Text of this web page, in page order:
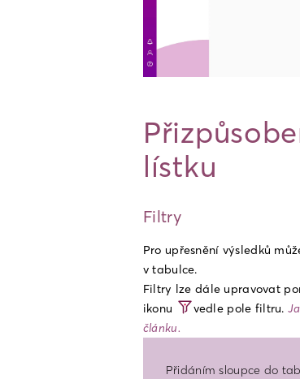
lístku
Filtry
Pro upřesnění výsledků
v tabulce.
Filtry lze dále upravovat
ikonu
vedle pole filtru.
článku.
Přidáním sloupce do